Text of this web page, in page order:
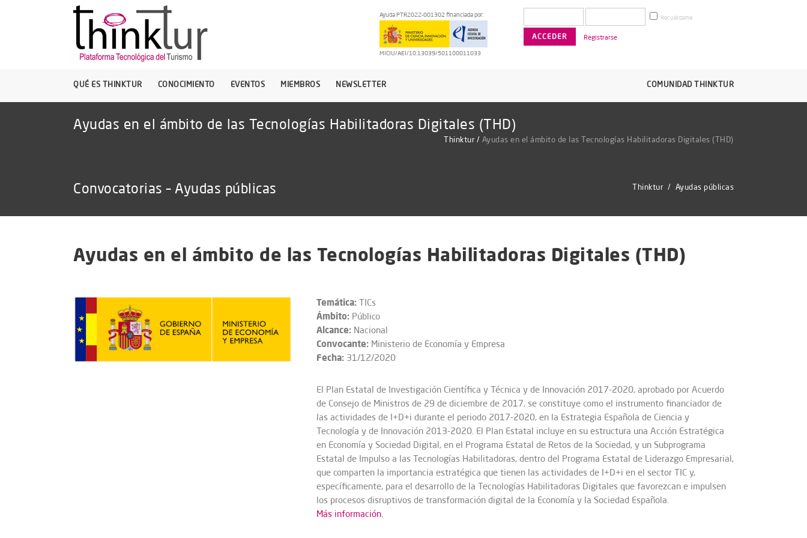
Ayuda PTR2022-001302 financiada por:
MICIU/AEI/10.13039/501100011033
Recuérdame
Registrarse
QUÉ ES THINKTUR CONOCIMIENTO EVENTOS MIEMBROS NEWSLETTER COMUNIDAD THINKTUR
Ayudas en el ámbito de las Tecnologías Habilitadoras Digitales (THD)
Thinktur / Ayudas en el ámbito de las Tecnologías Habilitadoras Digitales (THD)
Convocatorias – Ayudas públicas Thinktur / Ayudas públicas
Ayudas en el ámbito de las Tecnologías Habilitadoras Digitales (THD)
Temática: TICs
Ámbito: Público
Alcance: Nacional
Convocante: Ministerio de Economía y Empresa
Fecha: 31/12/2020
El Plan Estatal de Investigación Científica y Técnica y de Innovación 2017-2020, aprobado por Acuerdo
de Consejo de Ministros de 29 de diciembre de 2017, se constituye como el instrumento financiador de
las actividades de I+D+i durante el periodo 2017-2020, en la Estrategia Española de Ciencia y
Tecnología y de Innovación 2013-2020. El Plan Estatal incluye en su estructura una Acción Estratégica
en Economía y Sociedad Digital, en el Programa Estatal de Retos de la Sociedad, y un Subprograma
Estatal de Impulso a las Tecnologías Habilitadoras, dentro del Programa Estatal de Liderazgo Empresarial,
que comparten la importancia estratégica que tienen las actividades de I+D+i en el sector TIC y,
específicamente, para el desarrollo de la Tecnologías Habilitadoras Digitales que favorezcan e impulsen
los procesos disruptivos de transformación digital de la Economía y la Sociedad Española.
Más información.